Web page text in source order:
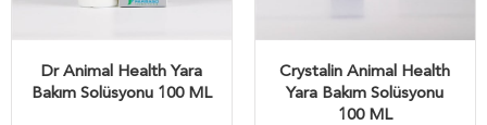
Dr Animal Health Yara
Bakım Solüsyonu 100 ML
Crystalin Animal Health
Yara Bakım Solüsyonu
100 ML